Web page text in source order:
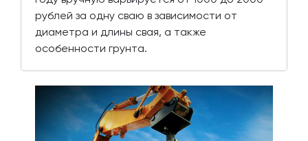
рублей за одну сваю в зависимости от
диаметра и длины свая, а также
особенности грунта.